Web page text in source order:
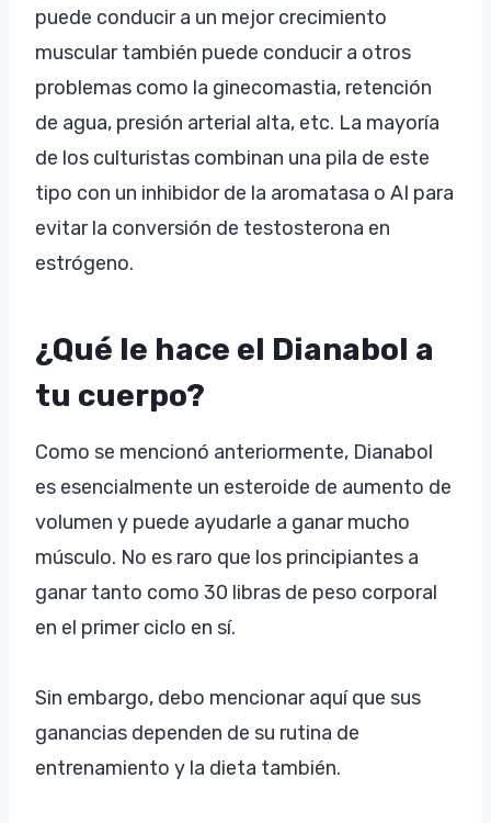
puede conducir a un mejor crecimiento
muscular también puede conducir a otros
problemas como la ginecomastia, retención
de agua, presión arterial alta, etc. La mayoría
de los culturistas combinan una pila de este
tipo con un inhibidor de la aromatasa o AI para
evitar la conversión de testosterona en
estrógeno.
¿Qué le hace el Dianabol a
tu cuerpo?
Como se mencionó anteriormente, Dianabol
es esencialmente un esteroide de aumento de
volumen y puede ayudarle a ganar mucho
músculo. No es raro que los principiantes a
ganar tanto como 30 libras de peso corporal
en el primer ciclo en sí.
Sin embargo, debo mencionar aquí que sus
ganancias dependen de su rutina de
entrenamiento y la dieta también.